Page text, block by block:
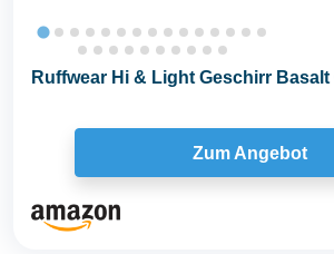
Ruffwear Hi & Light Geschirr Basalt
Zum Angebot